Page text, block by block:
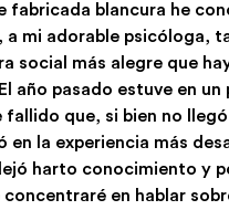
fabricada blancura he
a mi adorable psicóloga,
social más alegre que
año pasado estuve en
fallido que, si bien no
en la experiencia más
harto conocimiento y
concentraré en hablar